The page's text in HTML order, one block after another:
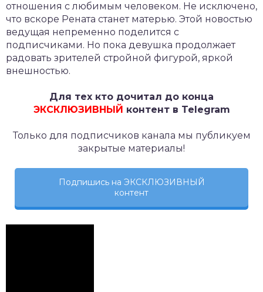
отношения с любимым человеком. Не исключено,
что вскоре Рената станет матерью. Этой новостью
ведущая непременно поделится с
подписчиками. Но пока девушка продолжает
радовать зрителей стройной фигурой, яркой
внешностью.
Для тех кто дочитал до конца
ЭКСКЛЮЗИВНЫЙ контент в Telegram
Только для подписчиков канала мы публикуем
закрытые материалы!
Подпишись на ЭКСКЛЮЗИВНЫЙ
контент